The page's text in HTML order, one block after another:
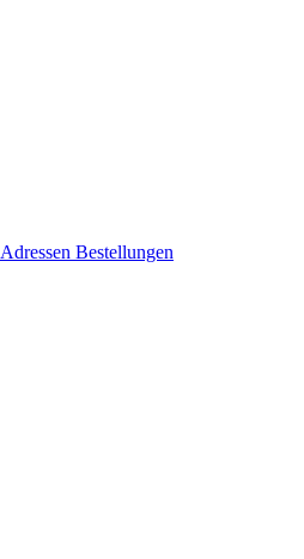
Adressen Bestellungen